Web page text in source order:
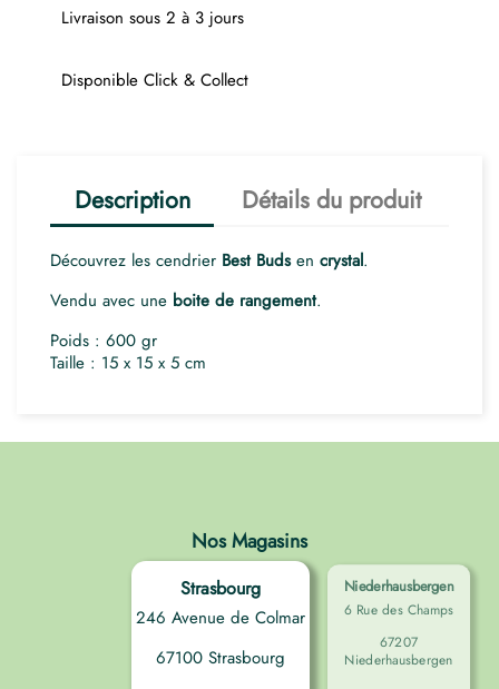
Livraison sous 2 à 3 jours
Disponible Click & Collect
Description Détails du produit
Découvrez les cendrier Best Budsen crystal.
Vendu avec une boite de rangement.
Poids : 600 gr
Taille : 15 x 15 x 5 cm
Nos Magasins
Strasbourg
246 Avenue de Colmar
67100 Strasbourg
Niederhausbergen
6 Rue des Champs
67207
Niederhausbergen